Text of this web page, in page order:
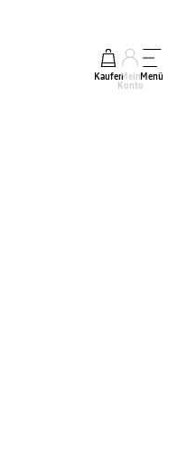
KaufenMein
Konto
Menü